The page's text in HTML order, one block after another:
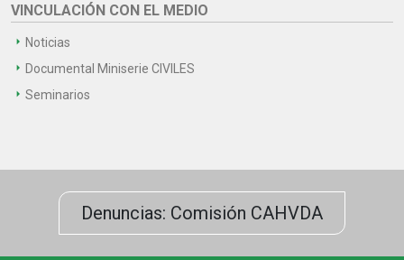
VINCULACIÓN CON EL MEDIO
Noticias
Documental Miniserie CIVILES
Seminarios
Denuncias: Comisión CAHVDA